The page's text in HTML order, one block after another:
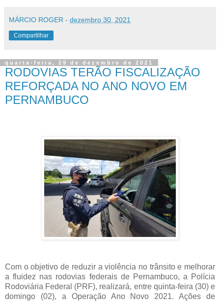
MÁRCIO ROGER - dezembro 30, 2021
Compartilhar
quarta-feira, 29 de dezembro de 2021
RODOVIAS TERÃO FISCALIZAÇÃO
REFORÇADA NO ANO NOVO EM
PERNAMBUCO
Com o objetivo de reduzir a violência no trânsito e melhorar
a fluidez nas rodovias federais de Pernambuco, a Polícia
Rodoviária Federal (PRF), realizará, entre quinta-feira (30) e
domingo (02), a Operação Ano Novo 2021. Ações de